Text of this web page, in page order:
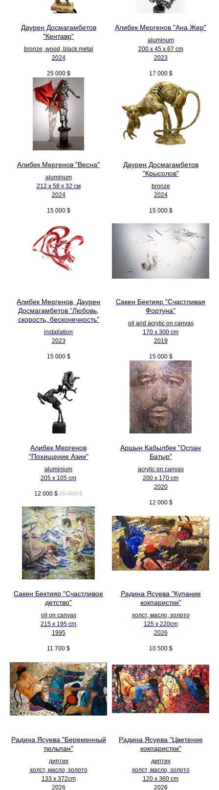
Даурен Досмагамбетов
"Кентавр"
bronze, wood, black metal
2024
25 000 $
Алибек Мергенов "Ана Жер"
aluminum
200 х 45 х 67 cm
2023
17 000 $
Алибек Мергенов "Весна"
aluminum
212 х 58 х 32 см
2024
15 000 $
Даурен Досмагамбетов
"Крысолов"
bronze
2024
15 000 $
Алибек Мергенов, Даурен
Досмагамбетов “Любовь,
скорость, бесконечность”
installation
2023
15 000 $
Сакен Бектияр "Счастливая
Фортуна"
oil and acrylic on canvas
170 x 300 cm
2019
15 000 $
Алибек Мергенов
"Похищение Азии"
aluminium
205 x 105 cm
12 000 $ 15 000 $
Аршын Кабылбек "Оспан
Батыр"
acrylic on canvas
200 x 170 cm
2020
12 000 $
Сакен Бектияр "Счастливое
детство"
oil on canvas
215 x 195 cm
1995
11 700 $
Радина Ясуева "Купание
кокпаристки"
холст, масло, золото
125 х 220cm
2026
10 500 $
Радина Ясуева "Беременный
тюльпан"
диптих
холст, масло, золото
133 х 372cm
2026
Радина Ясуева "Цветение
кокпаристки"
диптих
холст, масло, золото
120 х 360 cm
2026